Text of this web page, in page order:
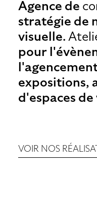
Agence de
stratégie de
visuelle.
pour
expositions,
d'espaces
VOIR NOS